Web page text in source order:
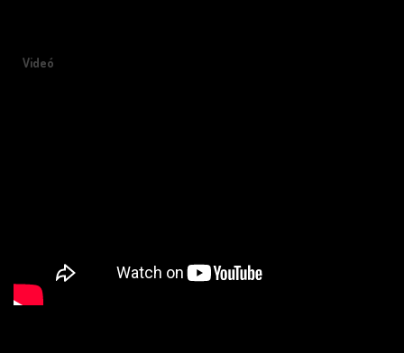
Videó